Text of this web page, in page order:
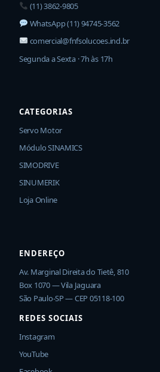
(11) 3862-9805
WhatsApp (11) 94745-3562
comercial@fnfsolucoes.ind.br
Segunda a Sexta · 7h às 17h
CATEGORIAS
Servo Motor
Módulo SINAMICS
SIMODRIVE
SINUMERIK
Loja Online
ENDEREÇO
Av. Marginal Direita do Tietê, 810
Box 1070 — Vila Jaguara
São Paulo-SP — CEP 05118-100
REDES SOCIAIS
Instagram
YouTube